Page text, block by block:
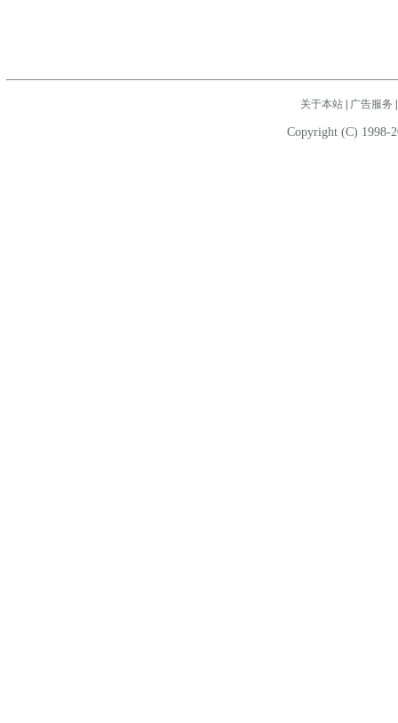
关于本站| 广告服务
Copyright (C) 1998-